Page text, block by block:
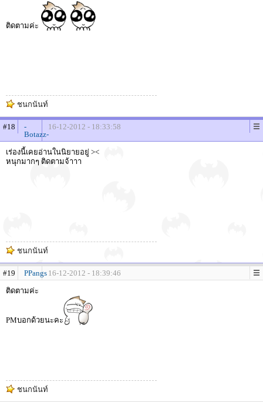
ติดตามค่ะ
ชนกนันท์
#18
-
Botazz-
16-12-2012 - 18:33:58
เร่องนี้เคยอ่านในนิยายอยู่ ><
หนุกมากๆ ติดตามจ้าาา
ชนกนันท์
#19 PPangs 16-12-2012 - 18:39:46
ติดตามค่ะ
PMบอกด้วยนะคะ
ชนกนันท์